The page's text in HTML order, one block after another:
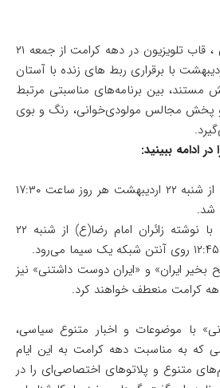
به گزارش خبرنگار فرهنگی ، قاب تلویزیون در دهه کرامت از جمعه ۲۱
تا دوشنبه ۳۱ اردیبهشت با برقراری ربط های زنده با آستان
مستند، بین برنامه‌های مناسبتی مرتبط
پخش مجالس مولودی‌خوانی، رنگ و بوی
ادامه ببینید:
برنامه زنده «توحید خانه» از شنبه ۲۲ اردیبهشت هر روز ساعت ۱۷:۳۰
شد.
مستند «سمت اقیانوس» با نوشته زائران امام رضا(ع) از شنبه ۲۲
بخیر ایران» و «ایران دوست داشتنی» نیز
دهه کرامت منعطف خواهند کرد.
با موضوعات و اخبار متنوع سیاسی،
که به مناسبت دهه کرامت به این ایام
متنوع و پلاتوهای اختصاصی‌ای را در